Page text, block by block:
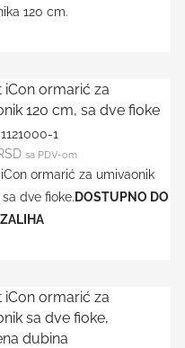
120 cm.
iCon ormarić za
120 cm, sa dve fioke
1
sa PDV-om
ormarić za umivaonik
dve fioke. DOSTUPNO DO
iCon ormarić za
sa dve fioke,
dubina